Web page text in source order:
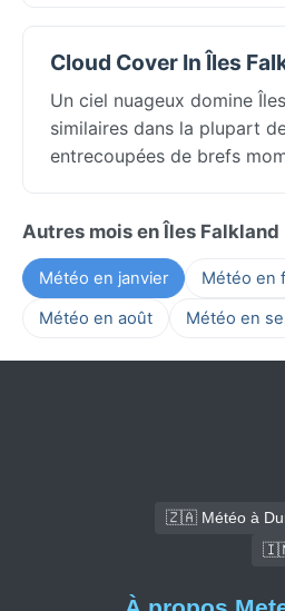
Cloud Cover In Îles
Un ciel nuageux domine
similaires dans la plupart
entrecoupées de brefs
Autres mois en Îles Falkland
Météo en janvier Météo en
Météo en août
Météo en
🇿🇦 Météo à